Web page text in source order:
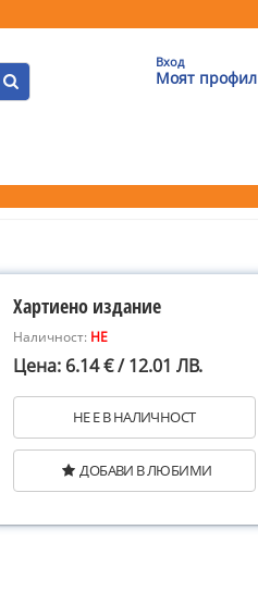
Вход
Моят профил
Хартиено издание
Наличност: НЕ
Цена: 6.14 € / 12.01 ЛВ.
НЕ Е В НАЛИЧНОСТ
ДОБАВИ В ЛЮБИМИ